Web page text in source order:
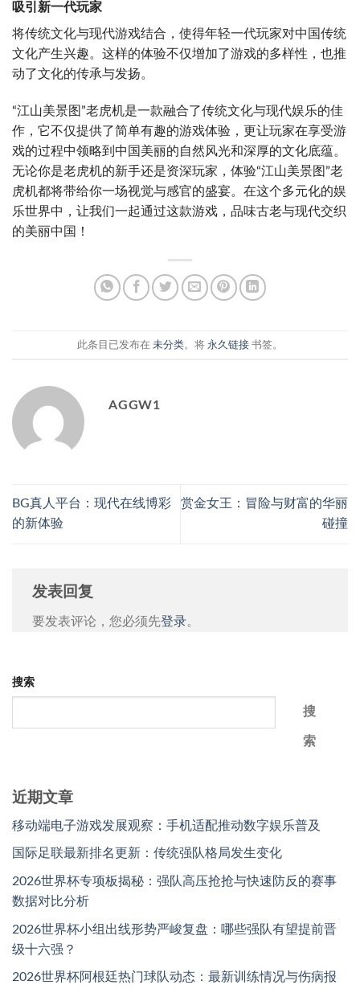
吸引新一代玩家
将传统文化与现代游戏结合，使得年轻一代玩家对中国传统
文化产生兴趣。这样的体验不仅增加了游戏的多样性，也推
动了文化的传承与发扬。
“江山美景图”老虎机是一款融合了传统文化与现代娱乐的佳
作，它不仅提供了简单有趣的游戏体验，更让玩家在享受游
戏的过程中领略到中国美丽的自然风光和深厚的文化底蕴。
无论你是老虎机的新手还是资深玩家，体验“江山美景图”老
虎机都将带给你一场视觉与感官的盛宴。在这个多元化的娱
乐世界中，让我们一起通过这款游戏，品味古老与现代交织
的美丽中国！
此条目已发布在 未分类。将 永久链接 书签。
AGGW1
BG真人平台：现代在线博彩
的新体验
赏金女王：冒险与财富的华丽
碰撞
发表回复
要发表评论，您必须先登录。
搜索
搜
索
近期文章
移动端电子游戏发展观察：手机适配推动数字娱乐普及
国际足联最新排名更新：传统强队格局发生变化
2026世界杯专项板揭秘：强队高压抢抢与快速防反的赛事
数据对比分析
2026世界杯小组出线形势严峻复盘：哪些强队有望提前晋
级十六强？
2026世界杯阿根廷热门球队动态：最新训练情况与伤病报